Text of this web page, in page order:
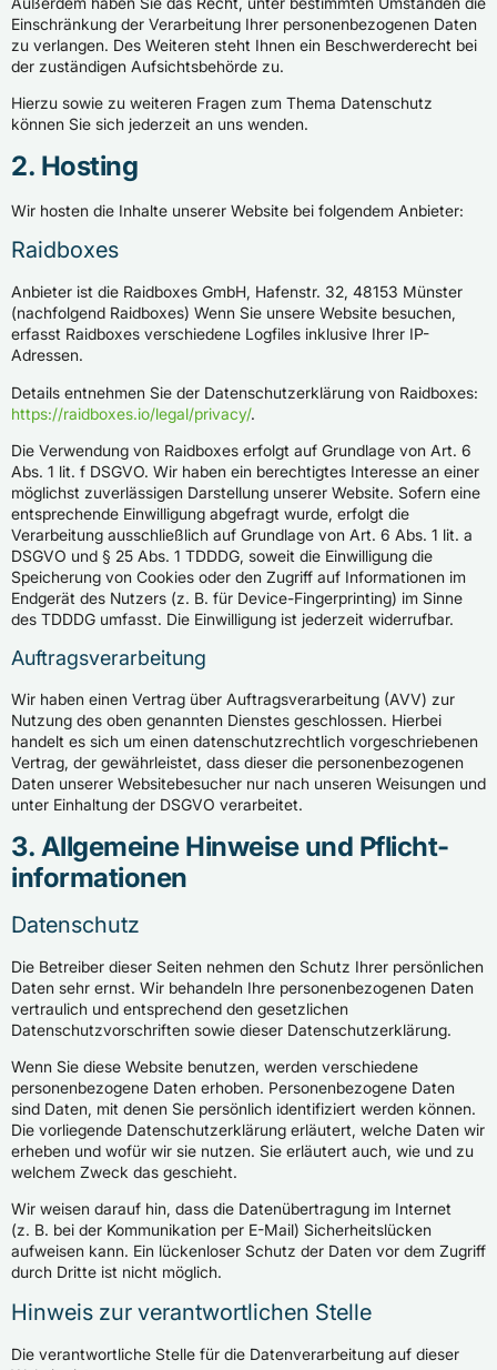
Einschränkung der Verarbeitung Ihrer personenbezogenen Daten
zu verlangen. Des Weiteren steht Ihnen ein Beschwerderecht bei
der zuständigen Aufsichtsbehörde zu.
Hierzu sowie zu weiteren Fragen zum Thema Datenschutz
können Sie sich jederzeit an uns wenden.
2. Hosting
Wir hosten die Inhalte unserer Website bei folgendem Anbieter:
Raidboxes
Anbieter ist die Raidboxes GmbH, Hafenstr. 32, 48153 Münster
(nachfolgend Raidboxes) Wenn Sie unsere Website besuchen,
erfasst Raidboxes verschiedene Logfiles inklusive Ihrer IP-
Adressen.
Details entnehmen Sie der Datenschutzerklärung von Raidboxes:
https://raidboxes.io/legal/privacy/.
Die Verwendung von Raidboxes erfolgt auf Grundlage von Art. 6
Abs. 1 lit. f DSGVO. Wir haben ein berechtigtes Interesse an einer
möglichst zuverlässigen Darstellung unserer Website. Sofern eine
entsprechende Einwilligung abgefragt wurde, erfolgt die
Verarbeitung ausschließlich auf Grundlage von Art. 6 Abs. 1 lit. a
DSGVO und § 25 Abs. 1 TDDDG, soweit die Einwilligung die
Speicherung von Cookies oder den Zugriff auf Informationen im
Endgerät des Nutzers (z. B. für Device-Fingerprinting) im Sinne
des TDDDG umfasst. Die Einwilligung ist jederzeit widerrufbar.
Auftragsverarbeitung
Wir haben einen Vertrag über Auftragsverarbeitung (AVV) zur
Nutzung des oben genannten Dienstes geschlossen. Hierbei
handelt es sich um einen datenschutzrechtlich vorgeschriebenen
Vertrag, der gewährleistet, dass dieser die personenbezogenen
Daten unserer Websitebesucher nur nach unseren Weisungen und
unter Einhaltung der DSGVO verarbeitet.
3. Allgemeine Hinweise und Pflicht­
informationen
Datenschutz
Die Betreiber dieser Seiten nehmen den Schutz Ihrer persönlichen
Daten sehr ernst. Wir behandeln Ihre personenbezogenen Daten
vertraulich und entsprechend den gesetzlichen
Datenschutzvorschriften sowie dieser Datenschutzerklärung.
Wenn Sie diese Website benutzen, werden verschiedene
personenbezogene Daten erhoben. Personenbezogene Daten
sind Daten, mit denen Sie persönlich identifiziert werden können.
Die vorliegende Datenschutzerklärung erläutert, welche Daten wir
erheben und wofür wir sie nutzen. Sie erläutert auch, wie und zu
welchem Zweck das geschieht.
Wir weisen darauf hin, dass die Datenübertragung im Internet
(z. B. bei der Kommunikation per E-Mail) Sicherheitslücken
aufweisen kann. Ein lückenloser Schutz der Daten vor dem Zugriff
durch Dritte ist nicht möglich.
Hinweis zur verantwortlichen Stelle
Die verantwortliche Stelle für die Datenverarbeitung auf dieser